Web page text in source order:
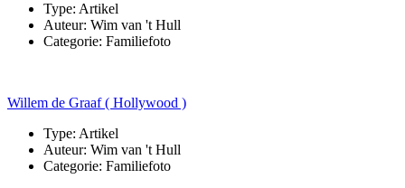
Type: Artikel
Auteur: Wim van 't Hull
Categorie: Familiefoto
Willem de Graaf ( Hollywood )
Type: Artikel
Auteur: Wim van 't Hull
Categorie: Familiefoto